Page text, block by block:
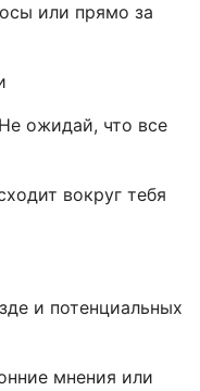
или прямо за
ожидай, что все
вокруг тебя
и потенциальных
мнения или